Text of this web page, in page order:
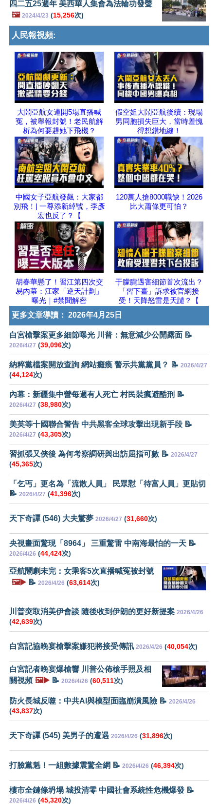
四二五25週年 美西華人集會為法輪功發聲
🖼️ 2024/4/23 (15,256次)
人民報視頻:
大鬧亞航女連開5場直播喊
冤，被舉報封號！老民航解
析為何要趕她下飛機？
假空姐大鬧亞航後續：現場
男同胞損失巨大，當時羞愧
得想鑽地縫！
中國女子亞航發飆：大家都
別飛！| 一尊添新綽號，李彥
宏也反了？【
120萬人搶8000職缺！2026
比大蕭條更可怕？
胡春華懸了！習江第四次交
易內幕：江家「逆天計劃」
曝光｜#禁聞解密
于朦朧遇害細節首次流出？
「習下臺」訴求被官網接
受！天降怒雷是天譴？【
更多文章導讀： 2026年4月25日
白宮槍擊案更多細節曝光 川普：無意減少公開露面 📝
2026/4/27 (39,096次)
納粹黨檔案開放查詢 網站癱瘓 警示共黨黨員？ 📝 2026/4/27
(44,124次)
內幕：新疆集中營每週有人死亡 村民裝瘋避酷刑 📝
2026/4/27 (38,980次)
美英等十國聯合警告 中共黑客全球攻擊出現新手段 📝
2026/4/27 (43,305次)
習抓張又俠後 為何考察調研與出訪屈指可數 📝 2026/4/27
(45,365次)
「乞丐」更名為「流散人員」 民眾懟「待富人員」更貼切
📝 2026/4/27 (41,396次)
天下奇譚 (546) 大夫驚夢 2026/4/27 (31,660次)
央視畫面驚現「8964」 三重驚雷 中南海最怕的一天 📝
2026/4/26 (44,424次)
亞航鬧劇未完：女乘客5次直播喊冤被封號
🖼️▶️ 📝 2026/4/26 (63,614次)
川普突取消美伊會談 隨後收到伊朗的更好新提案 2026/4/26
(42,639次)
白宮記協晚宴槍擊案嫌犯將接受傳訊 2026/4/26 (40,054次)
白宮記者晚宴爆槍響 川普公佈槍手照及相
關視頻 🖼️▶️ 📝 2026/4/26 (60,511次)
防火長城反噬：中共AI與模型面臨崩潰風險 📝 2026/4/26
(43,837次)
天下奇譚 (545) 美男子的遭遇 2026/4/26 (31,896次)
打臉黨魁！一組數據震驚全網 📝 2026/4/26 (46,394次)
樓市全鏈條坍塌 城投清零 中國社會系統性危機爆發 📝
2026/4/26 (45,320次)